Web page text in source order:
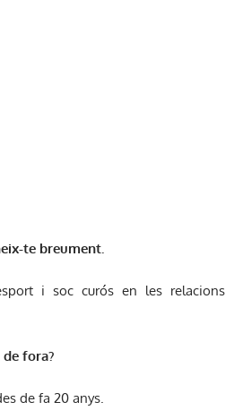
te breument.
i soc curós en les relacions
de fora?
de fa 20 anys.